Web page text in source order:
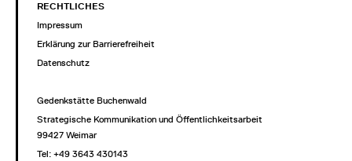
RECHTLICHES
Impressum
Erklärung zur Barrierefreiheit
Datenschutz
Gedenkstätte Buchenwald
Strategische Kommunikation und Öffentlichkeitsarbeit
99427 Weimar
Tel: +49 3643 430143